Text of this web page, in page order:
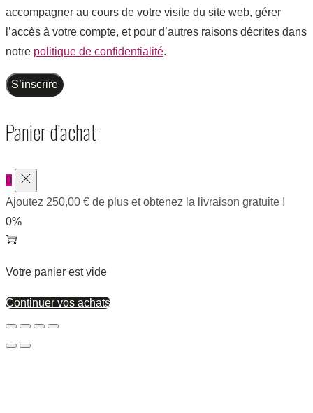
accompagner au cours de votre visite du site web, gérer
l’accès à votre compte, et pour d’autres raisons décrites dans
notre politique de confidentialité.
S’inscrire
Panier d’achat
0
Ajoutez 250,00 € de plus et obtenez la livraison gratuite !
0%
Votre panier est vide
Continuer vos achats